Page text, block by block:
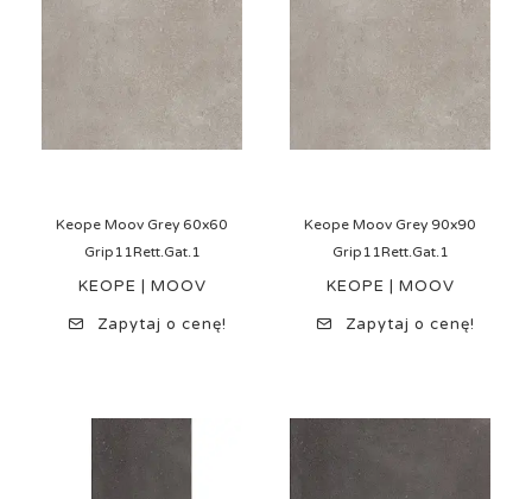
Keope Moov Grey 60x60
Grip11Rett.Gat.1
KEOPE | MOOV
Zapytaj o cenę!
Keope Moov Grey 90x90
Grip11Rett.Gat.1
KEOPE | MOOV
Zapytaj o cenę!